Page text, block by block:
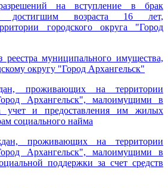
на вступление в брак
достигшим возраста 16 лет,
городского округа "Город
муниципального имущества,
округу "Город Архангельск"
проживающих на территории
Архангельск", малоимущими в
учет и предоставления им жилых
социального найма
проживающих на территории
Архангельск", малоимущими в
поддержки за счет средств